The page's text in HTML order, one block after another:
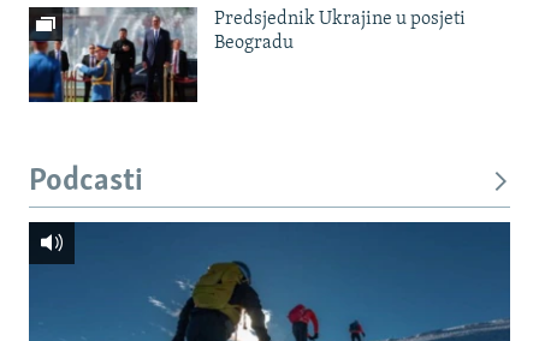
Predsjednik Ukrajine u posjeti
Beogradu
Podcasti